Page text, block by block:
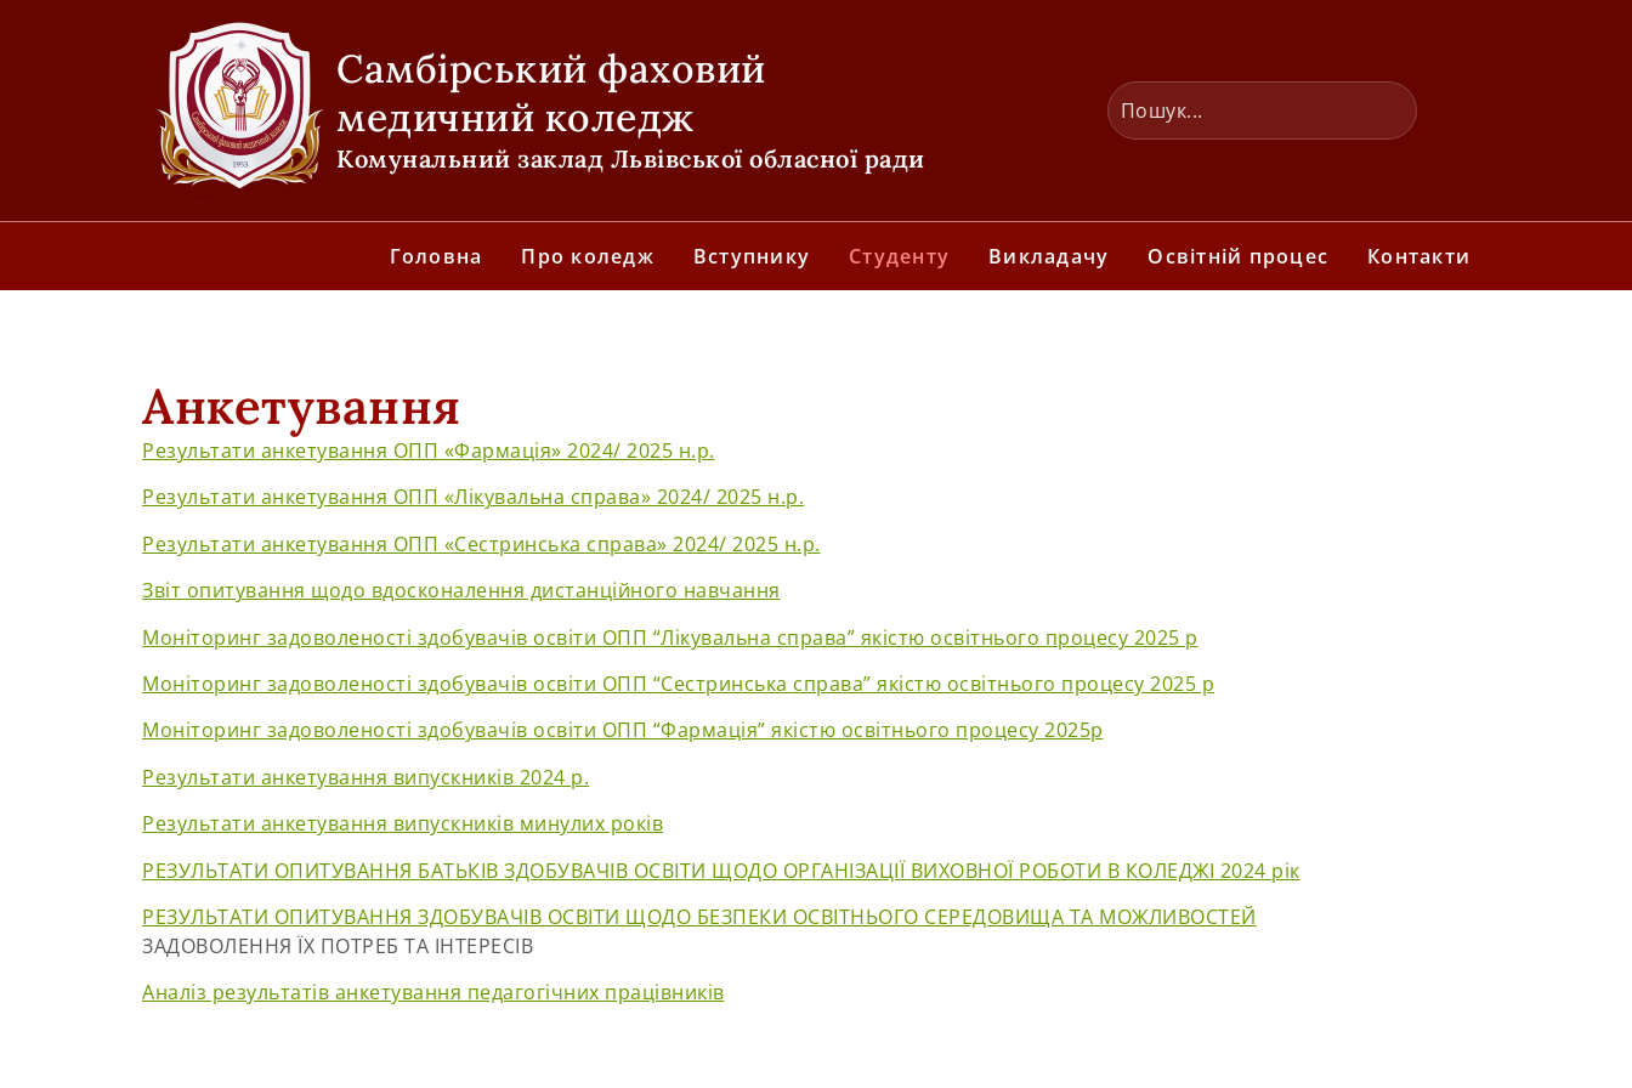
Самбірський фаховий
медичний коледж
Комунальний заклад Львівської обласної ради
Головна Про коледж Вступнику Студенту Викладачу Освітній процес Контакти
Анкетування
Результати анкетування ОПП «Фармація» 2024/ 2025 н.р.
Результати анкетування ОПП «Лікувальна справа» 2024/ 2025 н.р.
Результати анкетування ОПП «Сестринська справа» 2024/ 2025 н.р.
Звіт опитування щодо вдосконалення дистанційного навчання
Моніторинг задоволеності здобувачів освіти ОПП “Лікувальна справа” якістю освітнього процесу 2025 р
Моніторинг задоволеності здобувачів освіти ОПП “Сестринська справа” якістю освітнього процесу 2025 р
Моніторинг задоволеності здобувачів освіти ОПП “Фармація” якістю освітнього процесу 2025р
Результати анкетування випускників 2024 р.
Результати анкетування випускників минулих років
РЕЗУЛЬТАТИ ОПИТУВАННЯ БАТЬКІВ ЗДОБУВАЧІВ ОСВІТИ ЩОДО ОРГАНІЗАЦІЇ ВИХОВНОЇ РОБОТИ В КОЛЕДЖІ 2024 рік
РЕЗУЛЬТАТИ ОПИТУВАННЯ ЗДОБУВАЧІВ ОСВІТИ ЩОДО БЕЗПЕКИ ОСВІТНЬОГО СЕРЕДОВИЩА ТА МОЖЛИВОСТЕЙ
ЗАДОВОЛЕННЯ ЇХ ПОТРЕБ ТА ІНТЕРЕСІВ
Аналіз результатів анкетування педагогічних працівників